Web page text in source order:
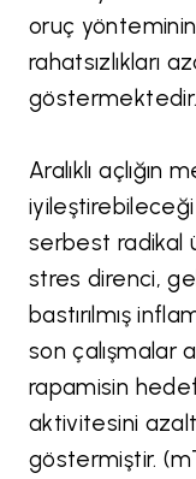
oruç
rahatsızlıkları
göstermektedir.
Aralıklı açlığın
serbest radikal
stres direnci,
bastırılmış
son çalışmalar
rapamisin
aktivitesini
göstermiştir.